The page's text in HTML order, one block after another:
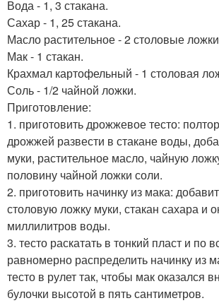
Вода - 1, 3 стакана.
Сахар - 1, 25 стакана.
Масло растительное - 2 столовые
Мак - 1 стакан.
Крахмал картофельный - 1 столовая
Соль - 1/2 чайной ложки.
Приготовление:
1. приготовить дрожжевое тесто:
дрожжей развести в стакане воды,
муки, растительное масло, чайную
половину чайной ложки соли.
2. приготовить начинку из мака:
столовую ложку муки, стакан сахара и
миллилитров воды.
3. тесто раскатать в тонкий пласт и по
равномерно распределить начинку из
тесто в рулет так, чтобы мак оказался
булочки высотой в пять сантиметров.